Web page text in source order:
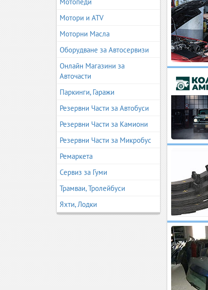
Мотори и ATV
Моторни Масла
Оборудване за Автосервизи
Онлайн Магазини за
Авточасти
Паркинги, Гаражи
Резервни Части за Автобуси
Резервни Части за Камиони
Резервни Части за Микробус
Ремаркета
Сервиз за Гуми
Трамваи, Тролейбуси
Яхти, Лодки